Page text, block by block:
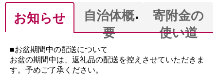
お知らせ
■お盆期間中の配送について
お盆の期間中は、返礼品の配送を控えさせていただきま
す。予めご了承ください。
自治体概
要
寄附金の
使い道